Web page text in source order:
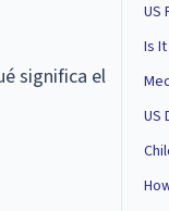
significa el
US
Is
US